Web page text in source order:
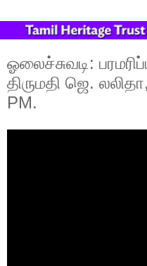
ஓலைச்சுவடி:
திருமதி ஜெ.
PM.